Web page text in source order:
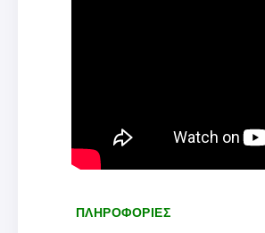
ΠΛΗΡΟΦΟΡΙΕΣ